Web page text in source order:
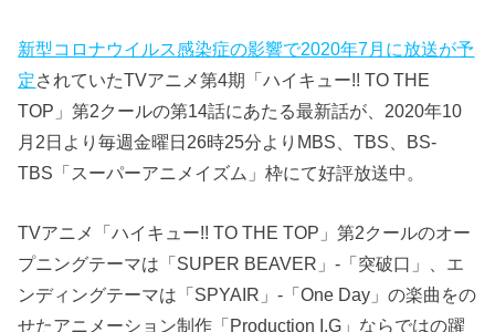
新型コロナウイルス感染症の影響で2020年7月に放送が予
定されていたTVアニメ第4期「ハイキュー!! TO THE
TOP」第2クールの第14話にあたる最新話が、2020年10
月2日より毎週金曜日26時25分よりMBS、TBS、BS-
TBS「スーパーアニメイズム」枠にて好評放送中。
TVアニメ「ハイキュー!! TO THE TOP」第2クールのオー
プニングテーマは「SUPER BEAVER」-「突破口」、エ
ンディングテーマは「SPYAIR」-「One Day」の楽曲をの
せたアニメーション制作「Production I.G」ならではの躍